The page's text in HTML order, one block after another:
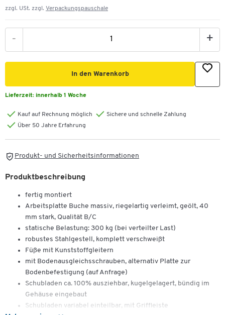
zzgl. USt. zzgl. Verpackungspauschale
- +
In den Warenkorb
Lieferzeit: innerhalb 1 Woche
Kauf auf Rechnung möglich
Sichere und schnelle Zahlung
Über 50 Jahre Erfahrung
Produkt- und Sicherheitsinformationen
Produktbeschreibung
fertig montiert
Arbeitsplatte Buche massiv, riegelartig verleimt, geölt, 40
mm stark, Qualität B/C
statische Belastung: 300 kg (bei verteilter Last)
robustes Stahlgestell, komplett verschweißt
Füße mit Kunststoffgleitern
mit Bodenausgleichsschrauben, alternativ Platte zur
Bodenbefestigung (auf Anfrage)
Schubladen ca. 100% ausziehbar, kugelgelagert, bündig im
Gehäuse eingebaut
Schubladen variabel einteilbar, mit Griffleiste